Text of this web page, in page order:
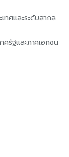
ทศและระดับสากล
ครัฐและภาคเอกชน